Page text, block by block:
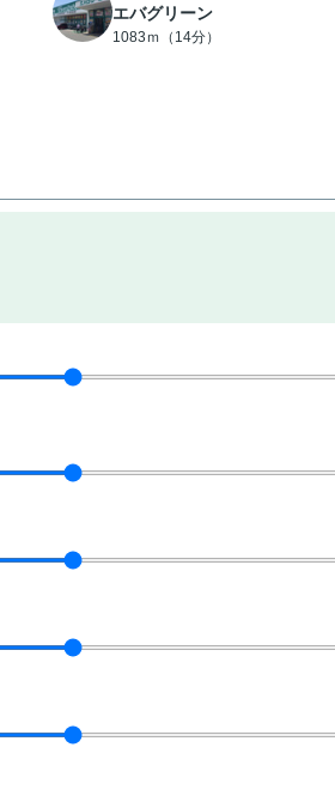
エバグリーン
1083ｍ（14分）